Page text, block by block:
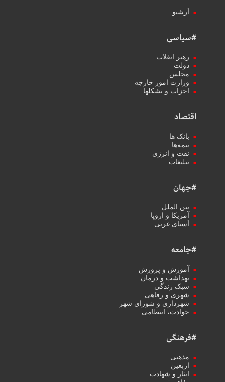
آرشیو
#سیاسی
رهبر انقلاب
دولت
مجلس
وزارت امور خارجه
احزاب و تشکلها
اقتصاد
بانک ها
بیمه‌ها
نفت و انرژی
تبلیغات
#جهان
بین الملل
آمریکا و اروپا
آسیای غربی
#جامعه
آموزش و پرورش
بهداشت و درمان
سبک زندگی
شهری و رفاهی
شهرداری و شورای شهر
حوادث، انتظامی
#فرهنگی
مذهبی
اربعین
ایثار و شهادت